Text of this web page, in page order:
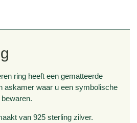
ring heeft een gematteerde
askamer waar u een symbolische
van 925 sterling zilver.